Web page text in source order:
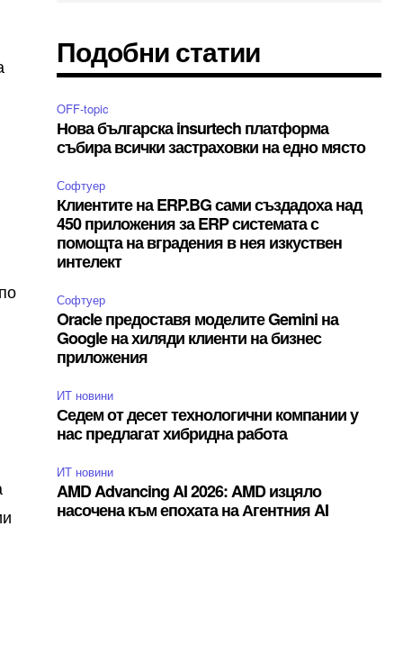
Подобни статии
OFF-topic
Нова българска insurtech платформа
събира всички застраховки на едно място
Софтуер
Клиентите на ERP.BG сами създадоха над
450 приложения за ERP системата с
помощта на вградения в нея изкуствен
интелект
Софтуер
Oracle предоставя моделите Gemini на
Google на хиляди клиенти на бизнес
приложения
ИТ новини
Седем от десет технологични компании у
нас предлагат хибридна работа
ИТ новини
AMD Advancing AI 2026: AMD изцяло
насочена към епохата на Агентния AI